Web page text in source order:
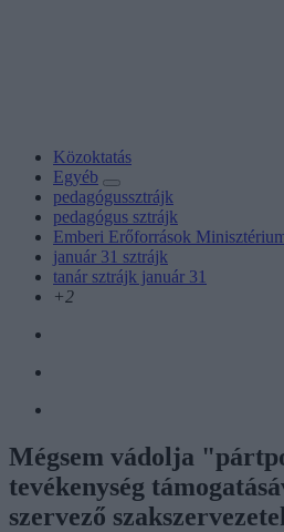
Közoktatás
Egyéb
pedagógussztrájk
pedagógus sztrájk
Emberi Erőforrások
január 31 sztrájk
tanár sztrájk január 31
+2
Mégsem vádolja
tevékenység
szervező